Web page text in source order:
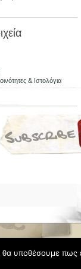
& Ιστολόγια
υποθέσουμε πως